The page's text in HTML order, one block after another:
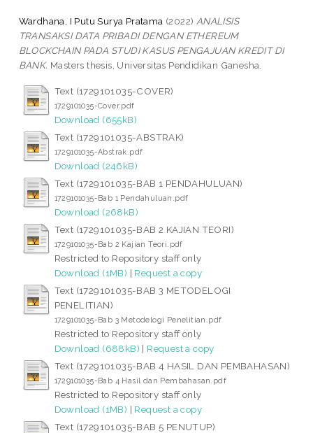
Wardhana, I Putu Surya Pratama (2022) ANALISIS
TRANSAKSI DATA PRIBADI DENGAN ETHEREUM
BLOCKCHAIN PADA STUDI KASUS PENGAJUAN KREDIT DI
BANK. Masters thesis, Universitas Pendidikan Ganesha.
Text (1729101035-COVER)
1729101035-Cover.pdf
Download (655kB)
Text (1729101035-ABSTRAK)
1729101035-Abstrak.pdf
Download (246kB)
Text (1729101035-BAB 1 PENDAHULUAN)
1729101035-Bab 1 Pendahuluan.pdf
Download (268kB)
Text (1729101035-BAB 2 KAJIAN TEORI)
1729101035-Bab 2 Kajian Teori.pdf
Restricted to Repository staff only
Download (1MB) | Request a copy
Text (1729101035-BAB 3 METODELOGI
PENELITIAN)
1729101035-Bab 3 Metodelogi Penelitian.pdf
Restricted to Repository staff only
Download (688kB) | Request a copy
Text (1729101035-BAB 4 HASIL DAN PEMBAHASAN)
1729101035-Bab 4 Hasil dan Pembahasan.pdf
Restricted to Repository staff only
Download (1MB) | Request a copy
Text (1729101035-BAB 5 PENUTUP)